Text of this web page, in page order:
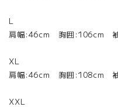
L
肩幅:46cm 胸囲:106cm
XL
肩幅:46cm 胸囲:108cm
XXL